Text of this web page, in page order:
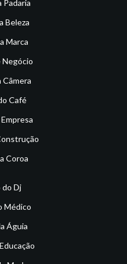
Padaria
Beleza
Marca
Café
Coroa
do Dj
Médico
Águia